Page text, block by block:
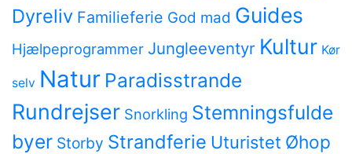
Dyreliv Familieferie God mad Guides
Hjælpeprogrammer Jungleeventyr Kultur Kør
selv Natur Paradisstrande
Rundrejser Snorkling Stemningsfulde
byer Storby Strandferie Uturistet Øhop